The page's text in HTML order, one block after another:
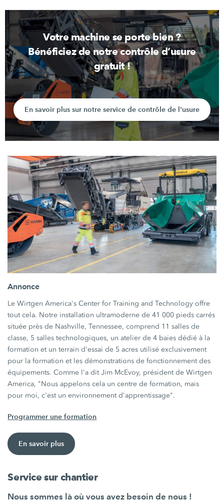
Votre machine se porte bien ?
Bénéficiez de notre contrôle d’usure
gratuit !
En savoir plus sur notre service de contrôle de l'usure
Annonce
Le Wirtgen America's Center for Training and Technology offre
tout cela. Notre installation ultramoderne de 41 000 pieds carrés
située près de Nashville, Tennessee, comprend 11 salles de
classe, 5 salles technologiques, un atelier de 4 baies dédié à la
formation et un terrain d'essai de 5 acres utilisé exclusivement
pour la formation et les démonstrations de fonctionnement des
équipements. Comme l'a dit Jim McEvoy, président de Wirtgen
America, "Nous appelons cela un centre de formation, mais
pour moi, c'est un environnement d'apprentissage".
Programmer une formation
En savoir plus
Service sur chantier
Nous sommes là où vous avez besoin de nous !